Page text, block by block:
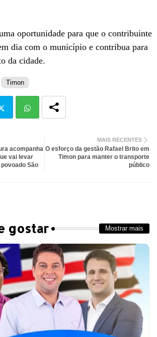
oportunidade para que o contribuinte
dia com o município e contribua para
da cidade.
Timon
atsa
MAIS RECENTES
O esforço da gestão Rafael Brito em
Timon para manter o transporte
público
acompanha
vai levar
São
gostar Mostrar mais